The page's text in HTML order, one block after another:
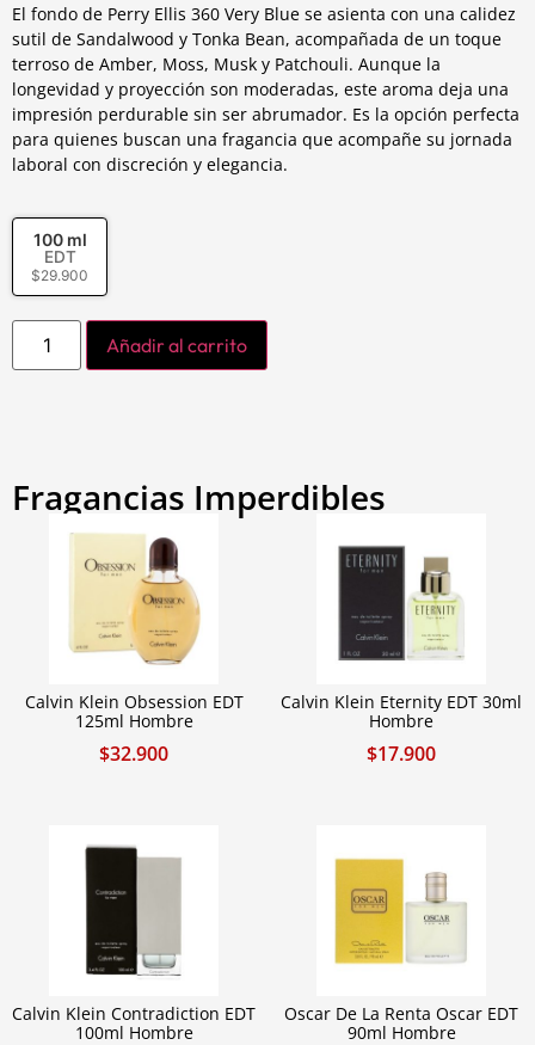
El fondo de Perry Ellis 360 Very Blue se asienta con una calidez
sutil de Sandalwood y Tonka Bean, acompañada de un toque
terroso de Amber, Moss, Musk y Patchouli. Aunque la
longevidad y proyección son moderadas, este aroma deja una
impresión perdurable sin ser abrumador. Es la opción perfecta
para quienes buscan una fragancia que acompañe su jornada
laboral con discreción y elegancia.
100 ml
EDT
$29.900
Añadir al carrito
Fragancias Imperdibles
Calvin Klein Obsession EDT
125ml Hombre
$32.900
Calvin Klein Eternity EDT 30ml
Hombre
$17.900
Calvin Klein Contradiction EDT
100ml Hombre
Oscar De La Renta Oscar EDT
90ml Hombre